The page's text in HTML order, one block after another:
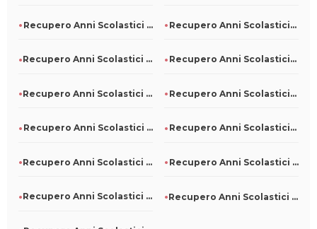
Recupero Anni Scolastici Persi A Morro D'Oro Recupero Anni Scolastici Persi A Paterno
Recupero Anni Scolastici Persi A Borgo Mantovano Recupero Anni Scolastici Persi A Bollengo
Recupero Anni Scolastici Persi A Campodipietra Recupero Anni Scolastici Persi A Argenta
Recupero Anni Scolastici Persi A Albosaggia Recupero Anni Scolastici Persi A San Luca
Recupero Anni Scolastici Persi A San Colombano Certenoli Recupero Anni Scolastici Persi A Pieve D'Olmi
Recupero Anni Scolastici Persi A Pino Torinese Recupero Anni Scolastici Persi A Piano Di Sorrento